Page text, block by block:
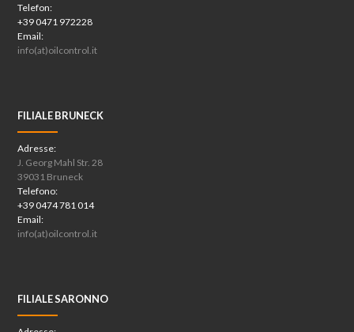
Telefon:
+39 0471 972228
Email:
info(at)oilcontrol.it
FILIALE BRUNECK
Adresse:
J. Georg Mahl Str. 28
39031 Bruneck
Telefono:
+39 0474 781 014
Email:
info(at)oilcontrol.it
FILIALE SARONNO